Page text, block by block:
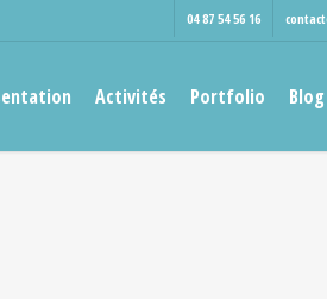
04 87 54 56 16
Activités Portfolio Blog